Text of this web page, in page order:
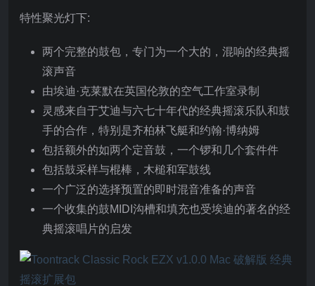
特性聚光灯下:
两个完整的鼓包，专门为一个大的，混响的经典摇
滚声音
由埃迪·克莱默在英国伦敦的空气工作室录制
灵感来自于艾迪与六七十年代的经典摇滚乐队和鼓
手的合作，特别是齐柏林飞艇和约翰·博纳姆
包括额外的如两个定音鼓，一个锣和几个套件件
包括鼓采样与棍棒，木槌和军鼓线
一个广泛的选择预置的即时混音准备的声音
一个收集的鼓MIDI沟槽和填充也受埃迪的著名的经
典摇滚唱片的启发